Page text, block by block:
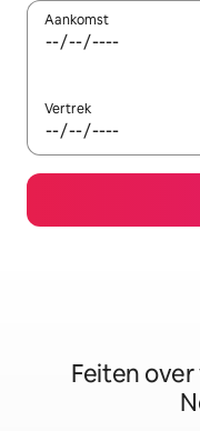
Aankomst
Vertrek
Feiten